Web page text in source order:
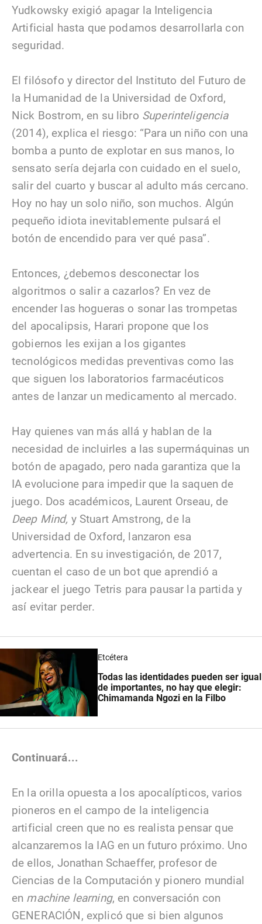
Yudkowsky exigió apagar la Inteligencia
Artificial hasta que podamos desarrollarla con
seguridad.
El filósofo y director del Instituto del Futuro de
la Humanidad de la Universidad de Oxford,
Nick Bostrom, en su libro Superinteligencia
(2014), explica el riesgo: “Para un niño con una
bomba a punto de explotar en sus manos, lo
sensato sería dejarla con cuidado en el suelo,
salir del cuarto y buscar al adulto más cercano.
Hoy no hay un solo niño, son muchos. Algún
pequeño idiota inevitablemente pulsará el
botón de encendido para ver qué pasa”.
Entonces, ¿debemos desconectar los
algoritmos o salir a cazarlos? En vez de
encender las hogueras o sonar las trompetas
del apocalipsis, Harari propone que los
gobiernos les exijan a los gigantes
tecnológicos medidas preventivas como las
que siguen los laboratorios farmacéuticos
antes de lanzar un medicamento al mercado.
Hay quienes van más allá y hablan de la
necesidad de incluirles a las supermáquinas un
botón de apagado, pero nada garantiza que la
IA evolucione para impedir que la saquen de
juego. Dos académicos, Laurent Orseau, de
Deep Mind, y Stuart Amstrong, de la
Universidad de Oxford, lanzaron esa
advertencia. En su investigación, de 2017,
cuentan el caso de un bot que aprendió a
jackear el juego Tetris para pausar la partida y
así evitar perder.
Etcétera
Todas las identidades pueden ser igual
de importantes, no hay que elegir:
Chimamanda Ngozi en la Filbo
Continuará...
En la orilla opuesta a los apocalípticos, varios
pioneros en el campo de la inteligencia
artificial creen que no es realista pensar que
alcanzaremos la IAG en un futuro próximo. Uno
de ellos, Jonathan Schaeffer, profesor de
Ciencias de la Computación y pionero mundial
en machine learning, en conversación con
GENERACIÓN, explicó que si bien algunos